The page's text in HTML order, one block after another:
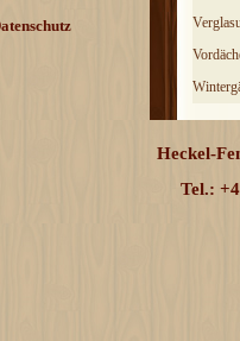
Heckel-
Tel.: